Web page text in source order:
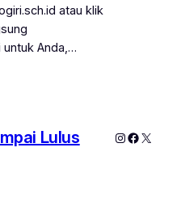
atau klik
untuk Anda,…
Lulus Instagram
X